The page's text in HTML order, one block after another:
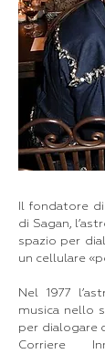
Il fondatore
di Sagan,
spazio per
un cellulare
Nel 1977
musica nello
per dialogare
Corriere